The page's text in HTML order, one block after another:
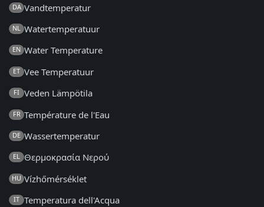
DA Vandtemperatur
NL Watertemperatuur
EN Water Temperature
ET Vee Temperatuur
FI Veden Lämpötila
FR Température de l'Eau
DE Wassertemperatur
EL Θερμοκρασία Νερού
HU Vízhőmérséklet
IT Temperatura dell'Acqua